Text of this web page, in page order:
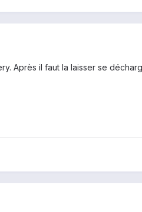
Après il faut la laisser se